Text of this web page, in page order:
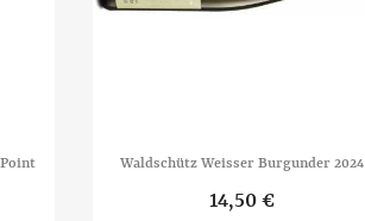
Vorschau
Waldschütz Weisser Burgunder 2024
14,50 €